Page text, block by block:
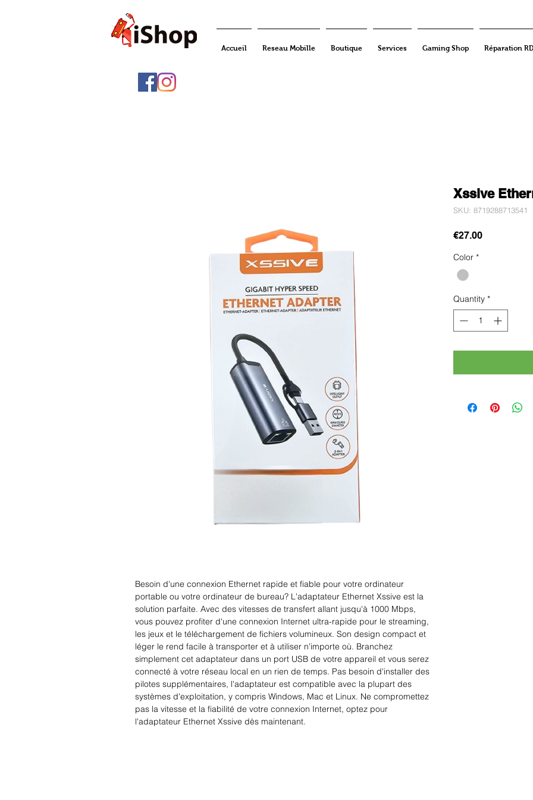
Accueil Reseau Mobille Boutique Services Gaming Shop Réparation
Besoin d'une connexion Ethernet rapide et fiable pour votre ordinateur
portable ou votre ordinateur de bureau? L'adaptateur Ethernet Xssive est la
solution parfaite. Avec des vitesses de transfert allant jusqu'à 1000 Mbps,
vous pouvez profiter d'une connexion Internet ultra-rapide pour le streaming,
les jeux et le téléchargement de fichiers volumineux. Son design compact et
léger le rend facile à transporter et à utiliser n'importe où. Branchez
simplement cet adaptateur dans un port USB de votre appareil et vous serez
connecté à votre réseau local en un rien de temps. Pas besoin d'installer des
pilotes supplémentaires, l'adaptateur est compatible avec la plupart des
systèmes d'exploitation, y compris Windows, Mac et Linux. Ne compromettez
pas la vitesse et la fiabilité de votre connexion Internet, optez pour
l'adaptateur Ethernet Xssive dès maintenant.
Xssive
SKU: 8719288713541
€27.00Price
Color *
Quantity *